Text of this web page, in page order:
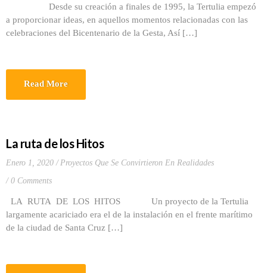
Desde su creación a finales de 1995, la Tertulia empezó
a proporcionar ideas, en aquellos momentos relacionadas con las
celebraciones del Bicentenario de la Gesta, Así […]
Read More
La ruta de los Hitos
Enero 1, 2020
Proyectos Que Se Convirtieron En Realidades
0 Comments
LA RUTA DE LOS HITOS Un proyecto de la Tertulia
largamente acariciado era el de la instalación en el frente marítimo
de la ciudad de Santa Cruz […]